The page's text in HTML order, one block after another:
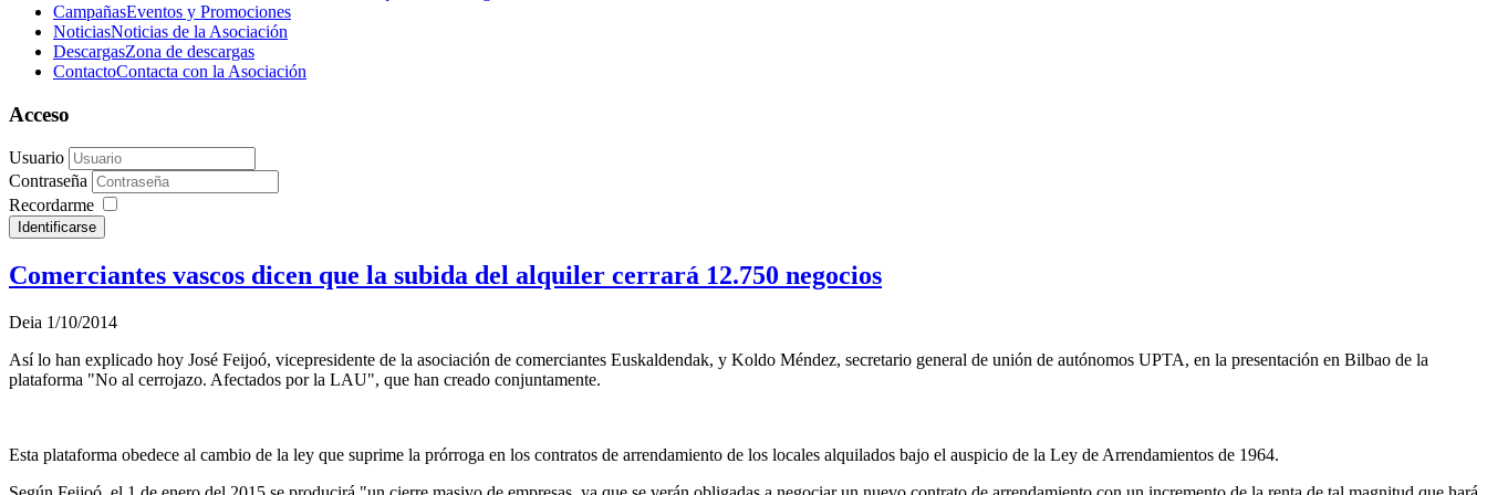
CampañasEventos y Promociones
NoticiasNoticias de la Asociación
DescargasZona de descargas
ContactoContacta con la Asociación
Acceso
Usuario
Contraseña
Recordarme
Identificarse
Comerciantes vascos dicen que la subida del alquiler cerrará 12.750 negocios
Deia 1/10/2014
Así lo han explicado hoy José Feijoó, vicepresidente de la asociación de comerciantes Euskaldendak, y Koldo Méndez, secretario general de unión de autónomos UPTA, en la presentación en Bilbao de la
plataforma "No al cerrojazo. Afectados por la LAU", que han creado conjuntamente.
Esta plataforma obedece al cambio de la ley que suprime la prórroga en los contratos de arrendamiento de los locales alquilados bajo el auspicio de la Ley de Arrendamientos de 1964.